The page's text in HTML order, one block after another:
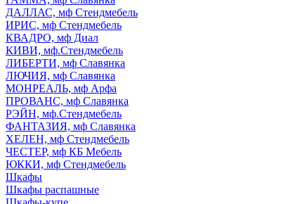
ДАЛЛАС, мф Стендмебель
ИРИС, мф Стендмебель
КВАДРО, мф Диал
КИВИ, мф.Стендмебель
ЛИБЕРТИ, мф Славянка
ЛЮЧИЯ, мф Славянка
МОНРЕАЛЬ, мф Арфа
ПРОВАНС, мф Славянка
РЭЙН, мф.Стендмебель
ФАНТАЗИЯ, мф Славянка
ХЕЛЕН, мф Стендмебель
ЧЕСТЕР, мф КБ Мебель
ЮККИ, мф Стендмебель
Шкафы
Шкафы распашные